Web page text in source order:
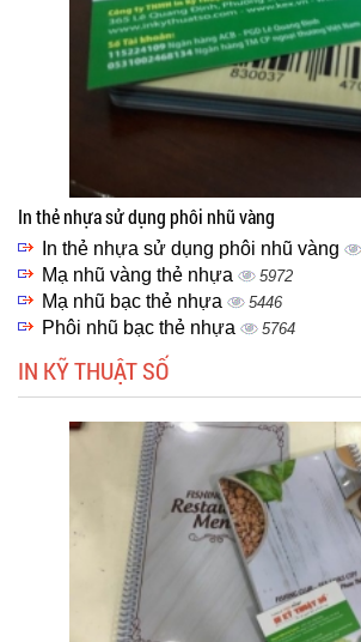
In thẻ nhựa sử dụng phôi nhũ vàng
In thẻ nhựa sử dụng phôi nhũ vàng
Mạ nhũ vàng thẻ nhựa 5972
Mạ nhũ bạc thẻ nhựa 5446
Phôi nhũ bạc thẻ nhựa 5764
IN KỸ THUẬT SỐ